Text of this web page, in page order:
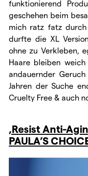
funktionierend
geschehen beim
mich ratz fatz
durfte die XL
ohne zu Verkleben,
Haare bleiben
andauernder
Jahren der Suche
Cruelty Free & auch
‚Resist Anti-
PAULA’S